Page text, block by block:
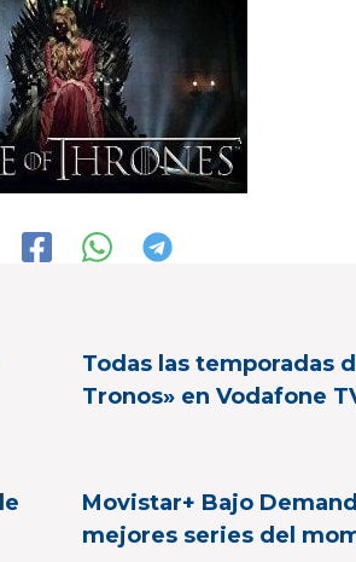
Todas las temporadas
Tronos» en Vodafone
Movistar+ Bajo
mejores series del